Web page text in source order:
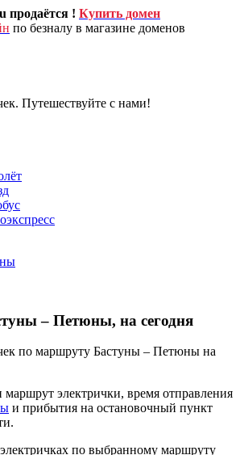
продаётся ! Купить домен
по безналу в магазине доменов
Путешествуйте с нами!
– Петюны, на сегодня
по маршруту Бастуны – Петюны на
маршрут электрички, время отправления
и прибытия на остановочный пункт
по выбранному маршруту